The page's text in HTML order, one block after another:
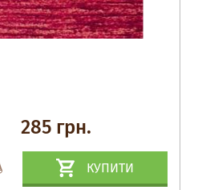
285 грн.
КУПИТИ